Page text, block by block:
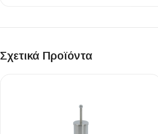
Ψηφίδες
Σχετικά Προϊόντα